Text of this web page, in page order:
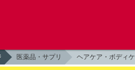
医薬品・サプリ ヘアケア・ボディ